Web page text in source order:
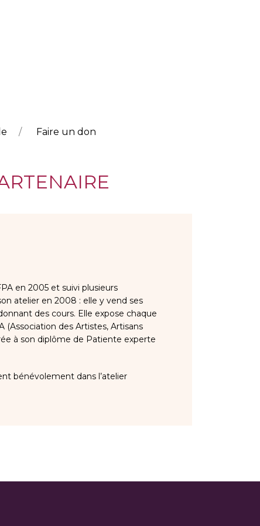
Faire un don
en 2005 et suivi plusieurs
atelier en 2008 : elle y vend ses
des cours. Elle expose chaque
(Association des Artistes, Artisans
à son diplôme de Patiente experte
bénévolement dans l’atelier